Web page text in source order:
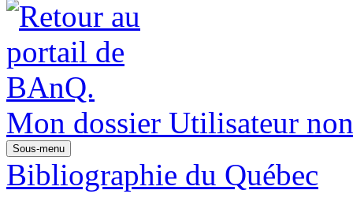
Mon dossier Utilisateur
Sous-menu
Bibliographie du Québec